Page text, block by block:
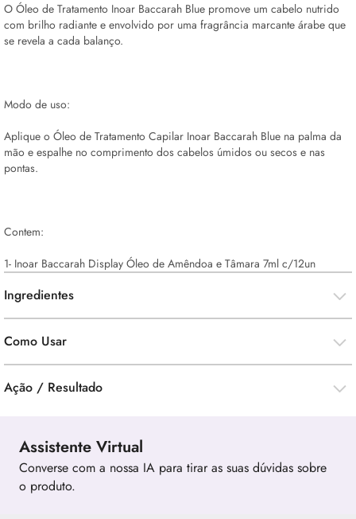
O Óleo de Tratamento Inoar Baccarah Blue promove um cabelo nutrido
com brilho radiante e envolvido por uma fragrância marcante árabe que
se revela a cada balanço.
Modo de uso:
Aplique o Óleo de Tratamento Capilar Inoar Baccarah Blue na palma da
mão e espalhe no comprimento dos cabelos úmidos ou secos e nas
pontas.
Contem:
1- Inoar Baccarah Display Óleo de Amêndoa e Tâmara 7ml c/12un
Ingredientes
Como Usar
Ação / Resultado
Assistente Virtual
Converse com a nossa IA para tirar as suas dúvidas sobre
o produto.